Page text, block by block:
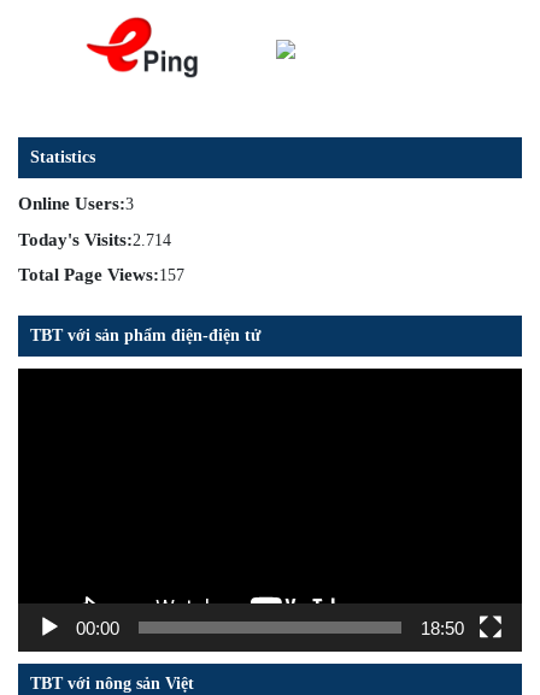
Statistics
Online Users:3
Today's Visits:2.714
Total Page Views:157
TBT với sản phẩm điện-điện tử
00:00 18:50
TBT với nông sản Việt